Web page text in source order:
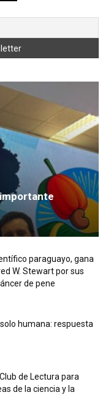
paraguayo, gana
W. Stewart por sus
de pene
humana: respuesta
de Lectura para
de la ciencia y la